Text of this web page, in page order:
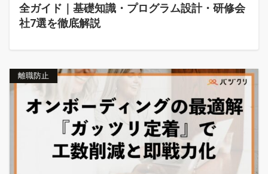
全ガイド｜基礎知識・プログラム設計・研修会
社7選を徹底解説
離職防止